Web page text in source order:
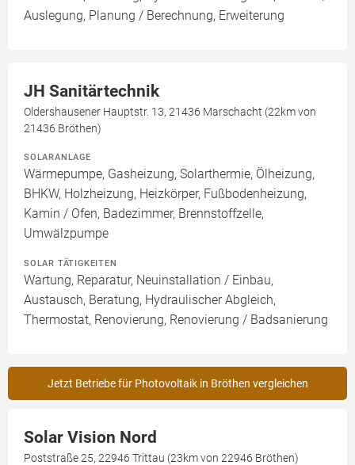
Auslegung, Planung / Berechnung, Erweiterung
JH Sanitärtechnik
Oldershausener Hauptstr. 13, 21436 Marschacht (22km von
21436 Bröthen)
SOLARANLAGE
Wärmepumpe, Gasheizung, Solarthermie, Ölheizung,
BHKW, Holzheizung, Heizkörper, Fußbodenheizung,
Kamin / Ofen, Badezimmer, Brennstoffzelle,
Umwälzpumpe
SOLAR TÄTIGKEITEN
Wartung, Reparatur, Neuinstallation / Einbau,
Austausch, Beratung, Hydraulischer Abgleich,
Thermostat, Renovierung, Renovierung / Badsanierung
Jetzt Betriebe für Photovoltaik in Bröthen vergleichen
Solar Vision Nord
Poststraße 25, 22946 Trittau (23km von 22946 Bröthen)